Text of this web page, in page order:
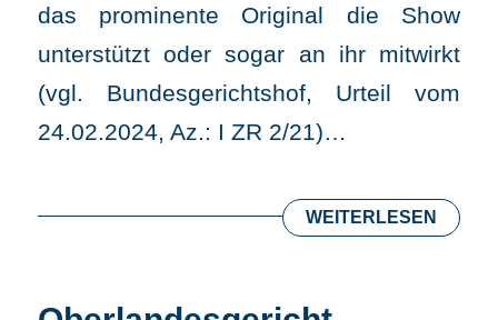
das prominente Original die Show
unterstützt oder sogar an ihr mitwirkt
(vgl. Bundesgerichtshof, Urteil vom
24.02.2024, Az.: I ZR 2/21)…
WEITERLESEN